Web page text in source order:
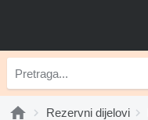
Rezervni dijelovi